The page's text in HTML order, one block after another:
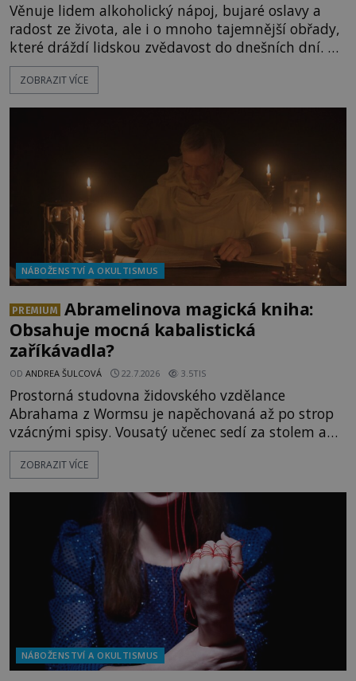
Věnuje lidem alkoholický nápoj, bujaré oslavy a
radost ze života, ale i o mnoho tajemnější obřady,
které dráždí lidskou zvědavost do dnešních dní. Co
doopravdy představuje bůh, jemuž Římané říkají
Bakchus? Mytologický příběh řeckého boha
ZOBRAZIT VÍCE
NÁBOŽENSTVÍ A OKULTISMUS
PREMIUM
Abramelinova magická kniha:
Obsahuje mocná kabalistická
zaříkávadla?
OD ANDREA ŠULCOVÁ 22.7.2026 3.5TIS
Prostorná studovna židovského vzdělance
Abrahama z Wormsu je napěchovaná až po strop
vzácnými spisy. Vousatý učenec sedí za stolem a
před sebou má rozložený jeden z nejzáhadnějších
magických textů. Jde o Abramelinův grimoár, který
kouzla, jak si někteří myslí, nebo jde o pouhou
pověru? Už šest měsíců pobývá
ZOBRAZIT VÍCE
NÁBOŽENSTVÍ A OKULTISMUS